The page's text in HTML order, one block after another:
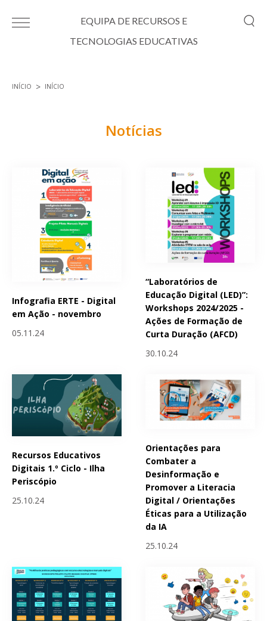
EQUIPA DE RECURSOS E
TECNOLOGIAS EDUCATIVAS
INÍCIO INÍCIO
Notícias
Infografia ERTE - Digital
em Ação - novembro
05.11.24
“Laboratórios de
Educação Digital (LED)”:
Workshops 2024/2025 -
Ações de Formação de
Curta Duração (AFCD)
30.10.24
Recursos Educativos
Digitais 1.º Ciclo - Ilha
Periscópio
25.10.24
Orientações para
Combater a
Desinformação e
Promover a Literacia
Digital / Orientações
Éticas para a Utilização
da IA
25.10.24
Páginas